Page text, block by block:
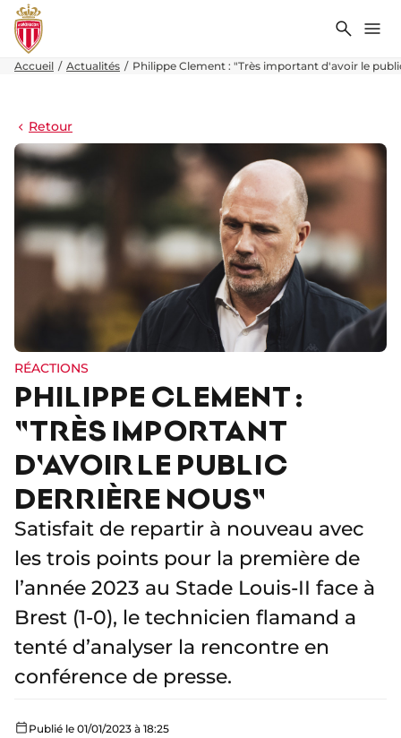
Accueil Actualités Philippe Clement : "Très important d'avoir le
Retour
RÉACTIONS
PHILIPPE CLEMENT :
"TRÈS IMPORTANT
D'AVOIR LE PUBLIC
DERRIÈRE NOUS"
Satisfait de repartir à nouveau avec
les trois points pour la première de
l’année 2023 au Stade Louis-II face à
Brest (1-0), le technicien flamand a
tenté d’analyser la rencontre en
conférence de presse.
Publié le 01/01/2023 à 18:25